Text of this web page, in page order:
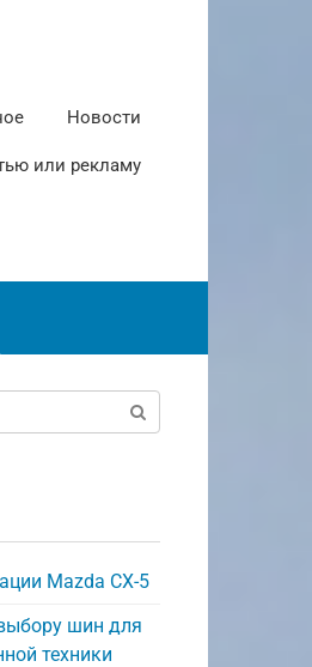
Новости
или рекламу
Mazda CX-5
шин для
техники